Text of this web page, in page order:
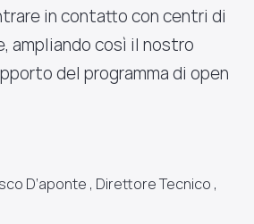
in contatto con centri di
ampliando così il nostro
del programma di open
D’aponte , Direttore Tecnico ,